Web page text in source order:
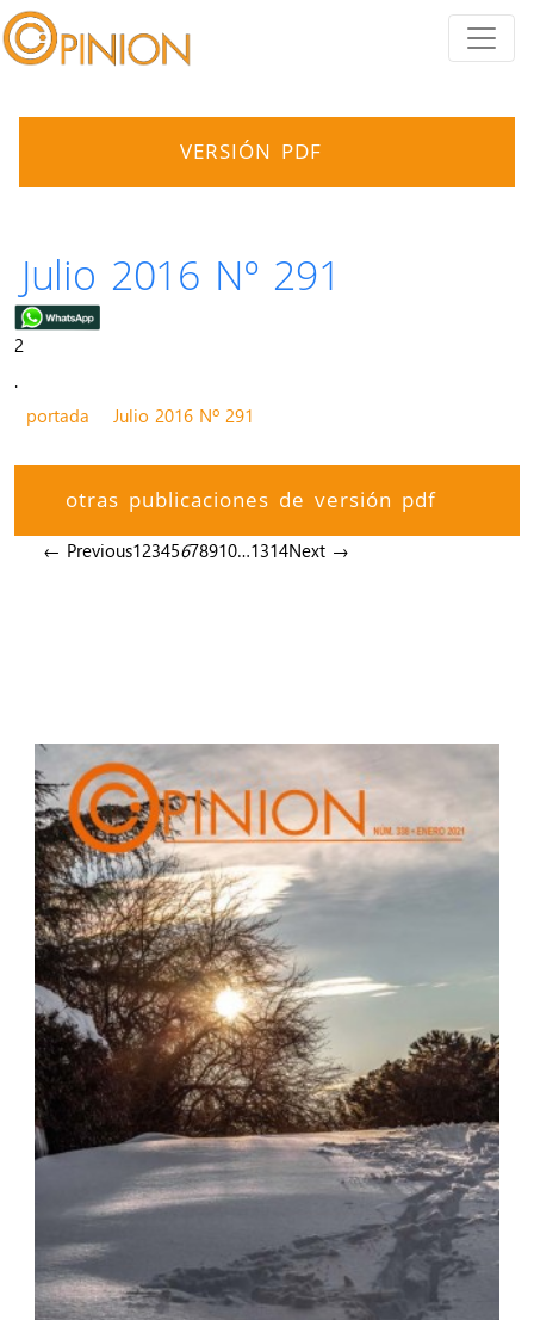
VERSIÓN PDF
Julio 2016 Nº 291
2
.
portada
Julio 2016 Nº 291
otras publicaciones de versión pdf
← Previous12345678910…1314Next →